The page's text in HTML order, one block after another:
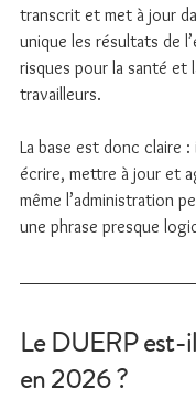
transcrit et met à jour
unique les résultats de
risques pour la santé et
travailleurs.
La base est donc claire
écrire, mettre à jour et
même l’administration
une phrase presque
Le DUERP est-
en 2026 ?